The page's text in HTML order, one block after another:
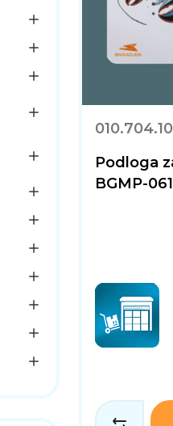
Podloga
BGMP-